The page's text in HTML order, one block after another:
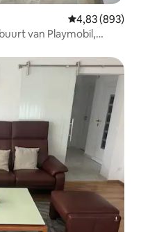
Gemiddelde
4,83 (893)
van Playmobil,